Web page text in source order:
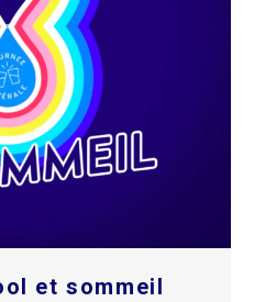
et sommeil